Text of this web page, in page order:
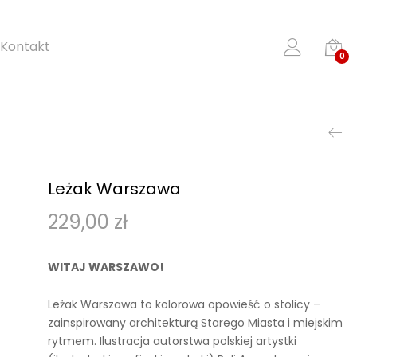
Kontakt 0
Leżak Warszawa
229,00 zł
WITAJ WARSZAWO!
Leżak Warszawa to kolorowa opowieść o stolicy –
zainspirowany architekturą Starego Miasta i miejskim
rytmem. Ilustracja autorstwa polskiej artystki